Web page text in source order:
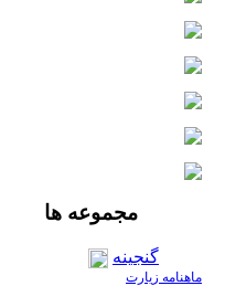
مجموعه ها
گنجینه
ماهنامه زیارت